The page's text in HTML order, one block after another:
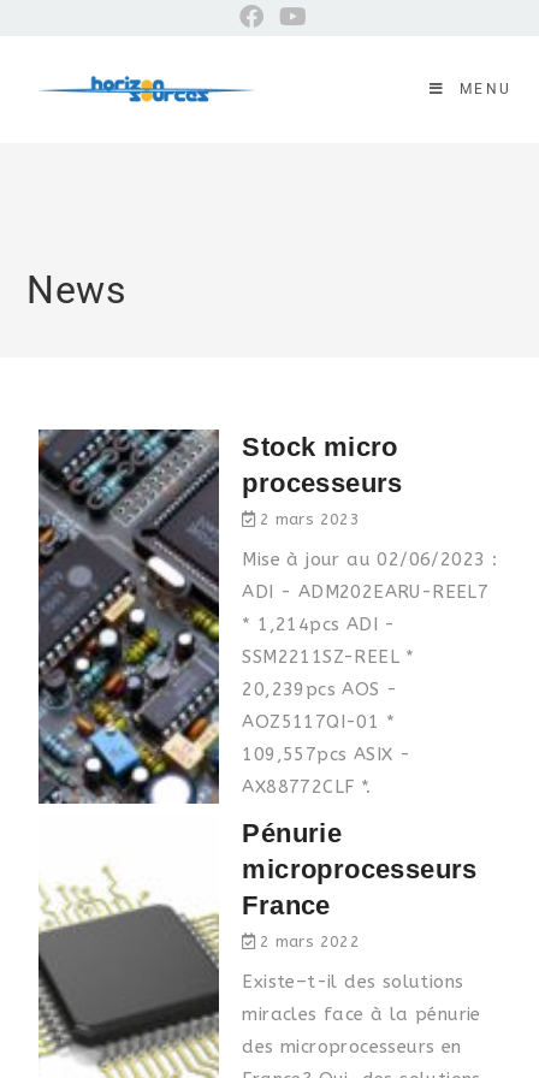
MENU
News
Stock micro
processeurs
2 mars 2023
Mise à jour au 02/06/2023 :
ADI - ADM202EARU-REEL7
* 1,214pcs ADI -
SSM2211SZ-REEL *
20,239pcs AOS -
AOZ5117QI-01 *
109,557pcs ASIX -
AX88772CLF *.
Pénurie
microprocesseurs
France
2 mars 2022
Existe–t-il des solutions
miracles face à la pénurie
des microprocesseurs en